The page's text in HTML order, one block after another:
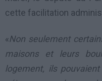
cette facilitation
«Non seulement
maisons et leurs
logement, ils